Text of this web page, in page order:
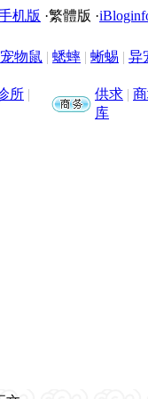
机版 ·繁體版 ·
宠物鼠 | 蟋蟀 | 蜥蜴 | 异
所 |
供求 |
库